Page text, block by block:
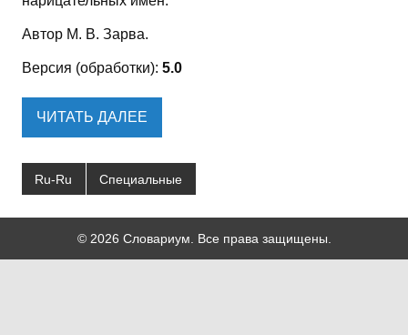
Автор М. В. Зарва.
Версия (обработки): 5.0
ЧИТАТЬ ДАЛЕЕ
Ru-Ru Специальные
© 2026 Словариум. Все права защищены.